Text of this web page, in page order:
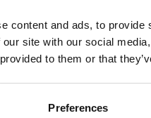
content and ads, to
site with our social
to them or that
Preferences